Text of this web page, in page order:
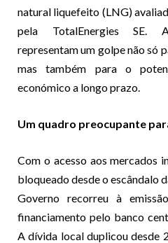
natural liquefeito (LNG)
pela TotalEnergies SE.
representam um golpe não só
mas também para o
económico a longo prazo.
Um quadro preocupante
Com o acesso aos mercados
bloqueado desde o escândalo
Governo recorreu à
financiamento pelo banco
A dívida local duplicou desde